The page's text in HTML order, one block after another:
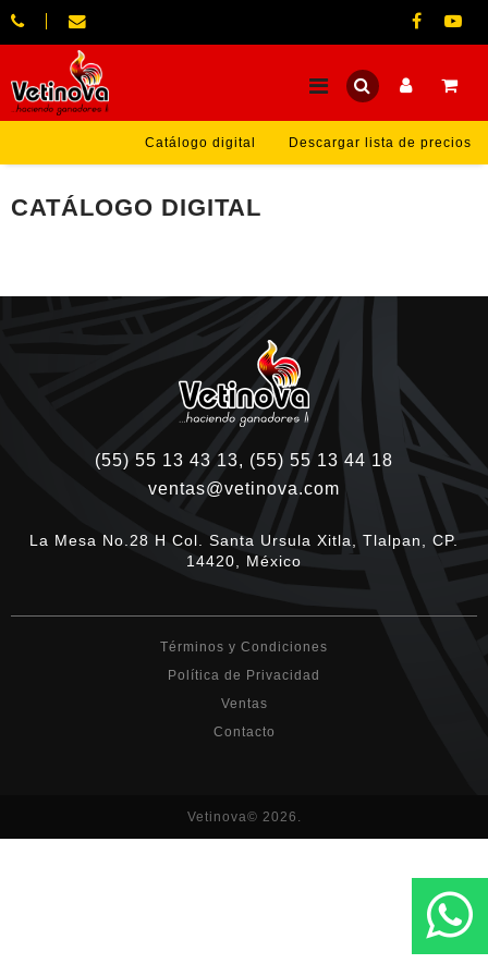
Catálogo digital Descargar lista de precios
CATÁLOGO DIGITAL
(55) 55 13 43 13, (55) 55 13 44 18
ventas@vetinova.com
La Mesa No.28 H Col. Santa Ursula Xitla, Tlalpan, CP.
14420, México
Términos y Condiciones
Política de Privacidad
Ventas
Contacto
Vetinova© 2026.